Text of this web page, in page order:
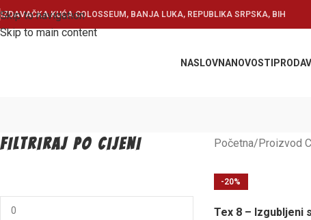
Skip to navigation
Skip to main content
IZDAVAČKA KUĆA COLOSSEUM, BANJA LUKA, REPUBLIKA SRPSKA, BIH
NASLOVNANOVOSTI
FILTRIRAJ PO CIJENI Početna Proizvod
-20%
Tex 8 – Izgubljeni